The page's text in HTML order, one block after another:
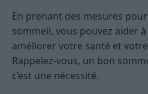
En prenant des mesures
sommeil, vous pouvez aider
améliorer votre santé et
Rappelez-vous, un bon
c’est une nécessité.